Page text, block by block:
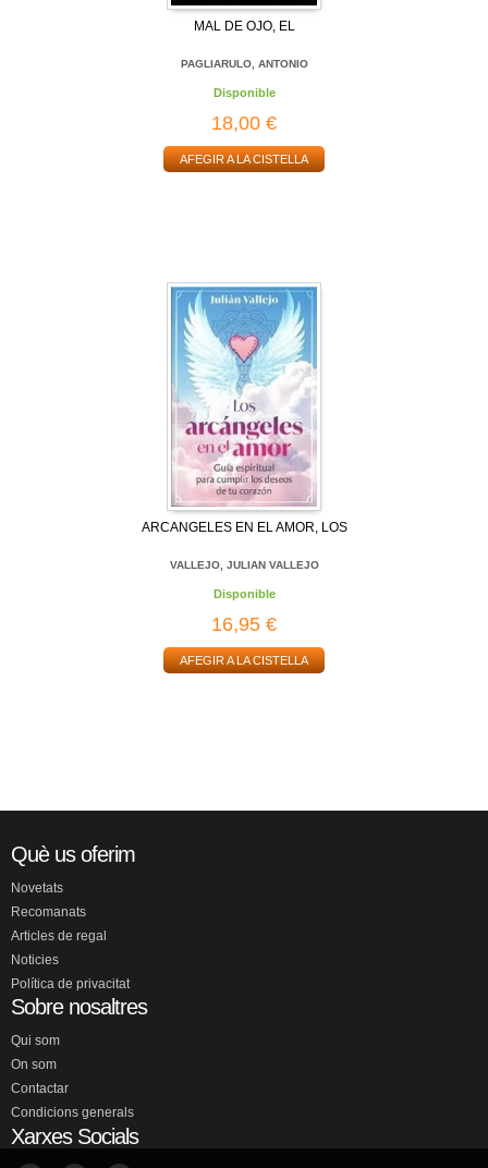
MAL DE OJO, EL
PAGLIARULO, ANTONIO
Disponible
18,00 €
AFEGIR A LA CISTELLA
ARCANGELES EN EL AMOR, LOS
VALLEJO, JULIAN VALLEJO
Disponible
16,95 €
AFEGIR A LA CISTELLA
Què us oferim
Novetats
Recomanats
Articles de regal
Noticies
Política de privacitat
Sobre nosaltres
Qui som
On som
Contactar
Condicions generals
Xarxes Socials